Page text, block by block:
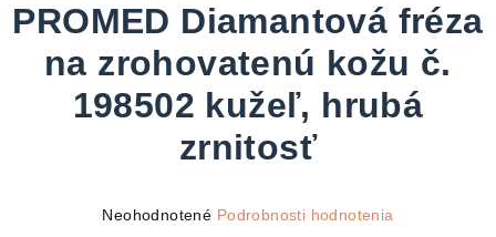
PROMED Diamantová fréza
na zrohovatenú kožu č.
198502 kužeľ, hrubá
zrnitosť
Priemerné
Neohodnotené Podrobnosti hodnotenia